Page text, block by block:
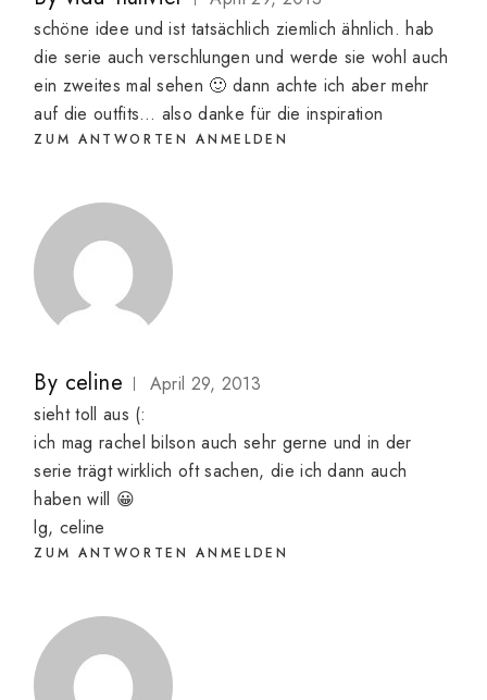
schöne idee und ist tatsächlich ziemlich ähnlich. hab
die serie auch verschlungen und werde sie wohl auch
ein zweites mal sehen 🙂 dann achte ich aber mehr
auf die outfits… also danke für die inspiration
ZUM ANTWORTEN ANMELDEN
By celine
April 29, 2013
sieht toll aus (:
ich mag rachel bilson auch sehr gerne und in der
serie trägt wirklich oft sachen, die ich dann auch
haben will 😀
lg, celine
ZUM ANTWORTEN ANMELDEN